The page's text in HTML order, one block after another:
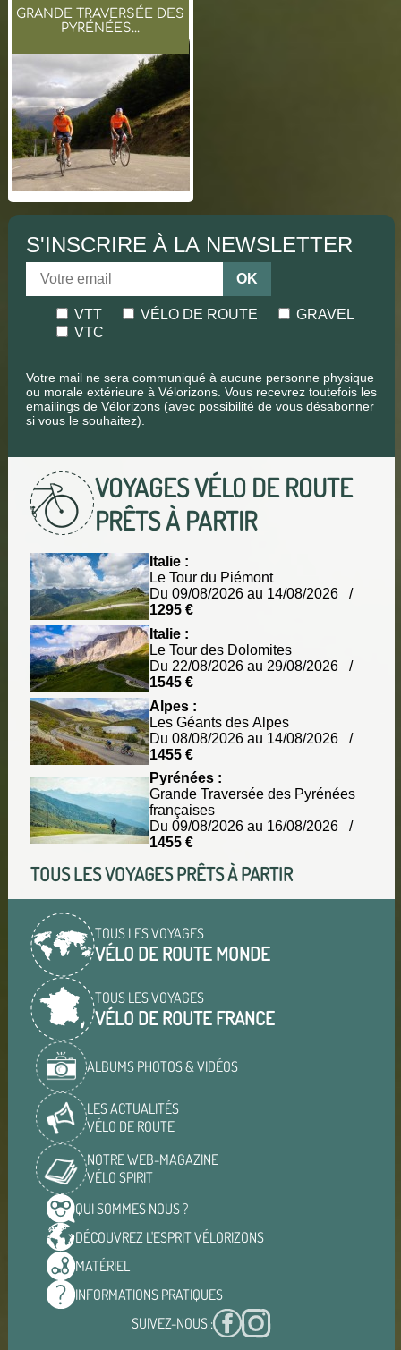
GRANDE TRAVERSÉE DES
PYRÉNÉES...
S'INSCRIRE À LA NEWSLETTER
OK
VTT VÉLO DE ROUTE
GRAVEL
VTC
Votre mail ne sera communiqué à aucune personne physique
ou morale extérieure à Vélorizons. Vous recevrez toutefois les
emailings de Vélorizons (avec possibilité de vous désabonner
si vous le souhaitez).
VOYAGES VÉLO DE ROUTE
PRÊTS À PARTIR
Italie :
Le Tour du Piémont
Du 09/08/2026 au 14/08/2026 /
1295 €
Italie :
Le Tour des Dolomites
Du 22/08/2026 au 29/08/2026 /
1545 €
Alpes :
Les Géants des Alpes
Du 08/08/2026 au 14/08/2026 /
1455 €
Pyrénées :
Grande Traversée des Pyrénées
françaises
Du 09/08/2026 au 16/08/2026 /
1455 €
TOUS LES VOYAGES PRÊTS À PARTIR
TOUS LES VOYAGES
VÉLO DE ROUTE MONDE
TOUS LES VOYAGES
VÉLO DE ROUTE FRANCE
ALBUMS PHOTOS & VIDÉOS
LES ACTUALITÉS
VÉLO DE ROUTE
NOTRE WEB-MAGAZINE
VÉLO SPIRIT
QUI SOMMES NOUS ?
DÉCOUVREZ L'ESPRITVÉLORIZONS
MATÉRIEL
INFORMATIONS PRATIQUES
SUIVEZ-NOUS :